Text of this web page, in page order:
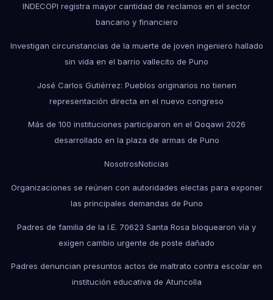
INDECOPI registra mayor cantidad de reclamos en el sector
bancario y financiero
Investigan circunstancias de la muerte de joven ingeniero hallado
sin vida en el barrio vallecito de Puno
José Carlos Gutiérrez: Pueblos originarios no tienen
representación directa en el nuevo congreso
Más de 100 instituciones participaron en el Qoqawi 2026
desarrollado en la plaza de armas de Puno
NosotrosNoticias
Organizaciones se reúnen con autoridades electas para exponer
las principales demandas de Puno
Padres de familia de la I.E. 70623 Santa Rosa bloquearon vía y
exigen cambio urgente de poste dañado
Padres denuncian presuntos actos de maltrato contra escolar en
institución educativa de Atuncolla